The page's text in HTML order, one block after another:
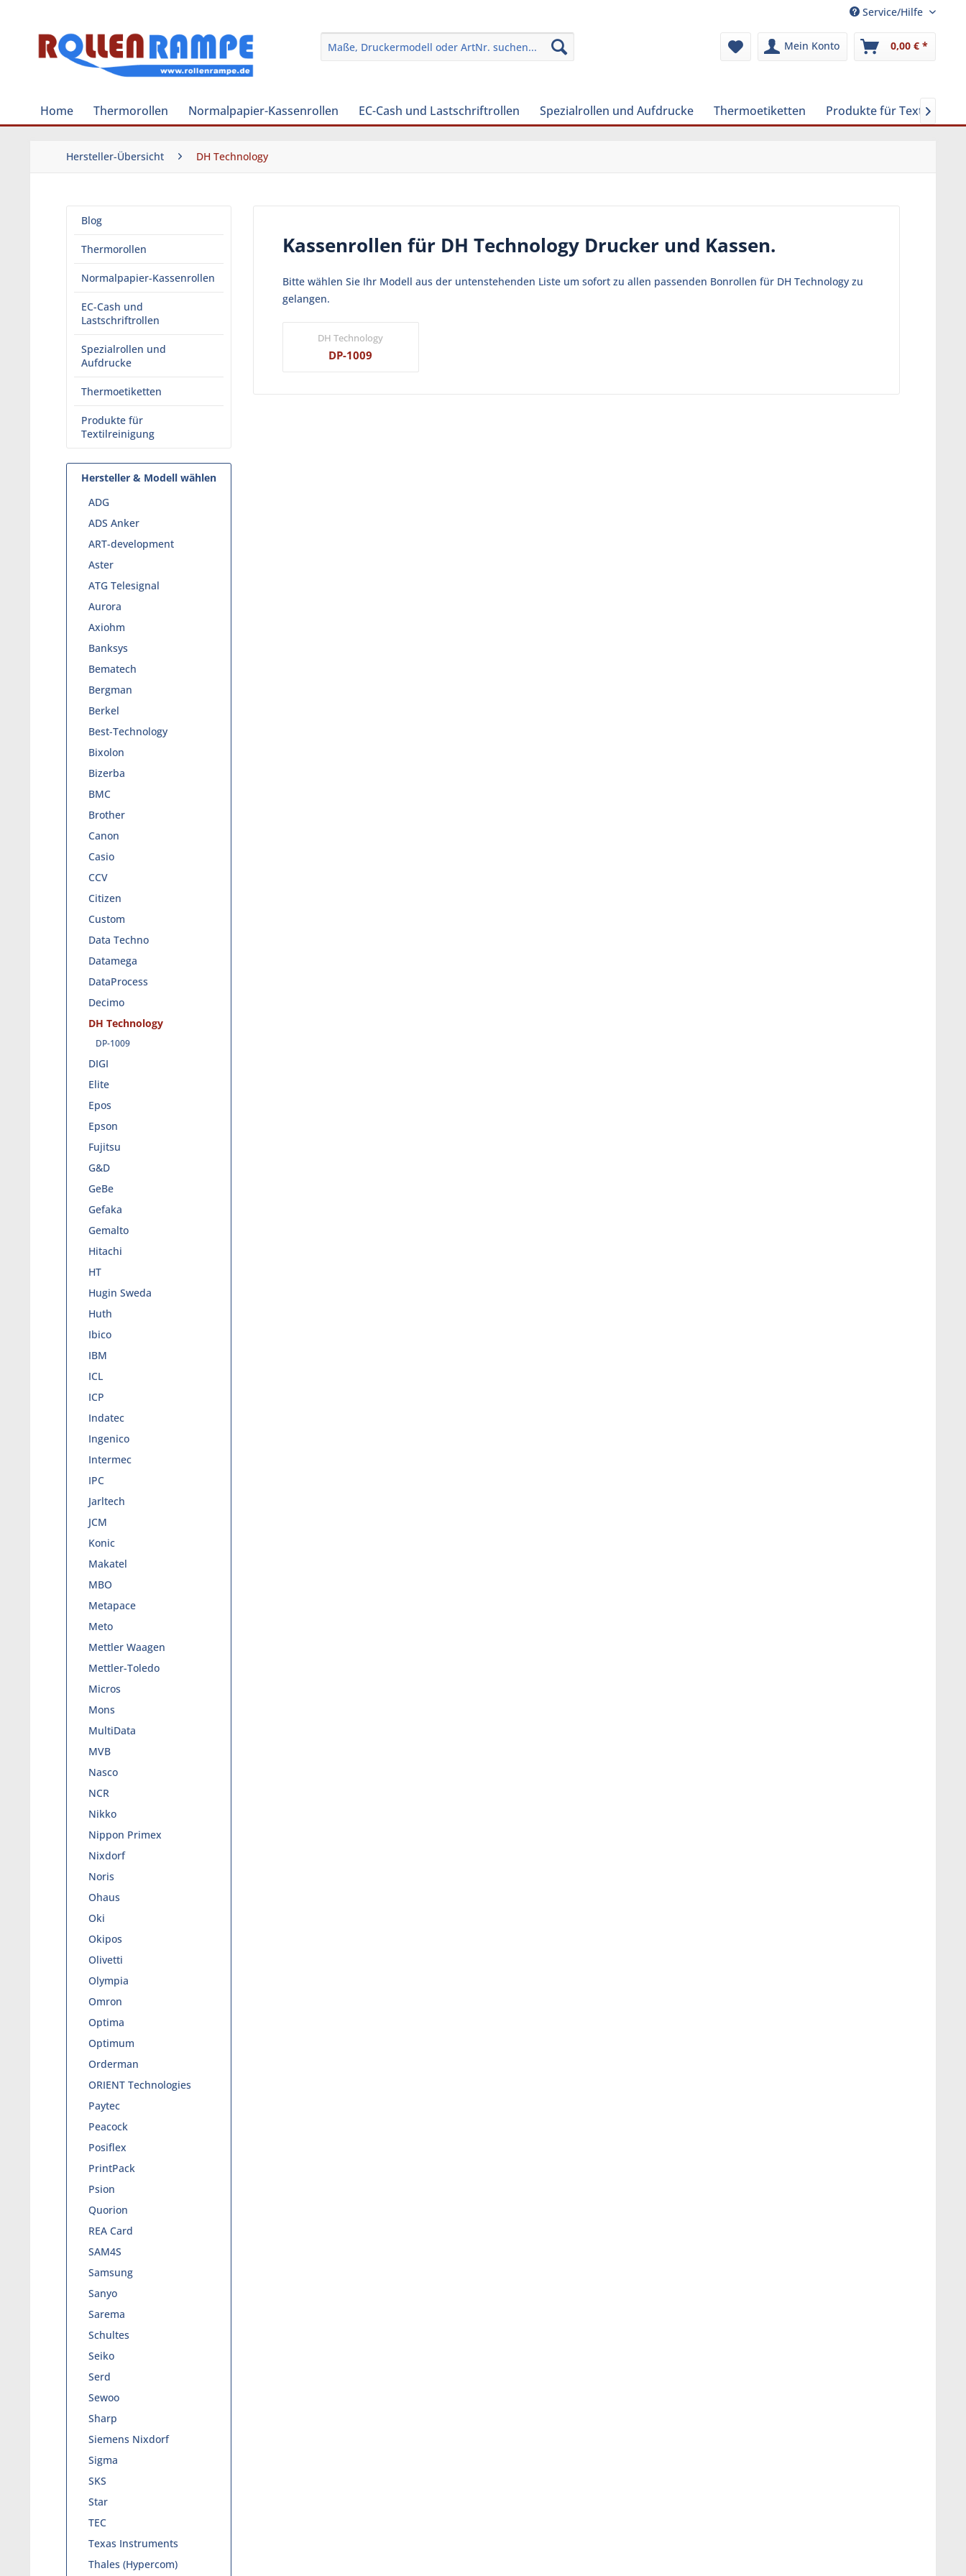
Service/Hilfe
Mein Konto 0,00 € *
Home Thermorollen Normalpapier-Kassenrollen EC-Cash und Lastschriftrollen Spezialrollen und Aufdrucke Thermoetiketten Produkte für 
Hersteller-Übersicht DH Technology
Blog
Thermorollen
Normalpapier-Kassenrollen
EC-Cash und
Lastschriftrollen
Spezialrollen und
Aufdrucke
Thermoetiketten
Produkte für
Textilreinigung
Hersteller & Modell wählen
ADG
ADS Anker
ART-development
Aster
ATG Telesignal
Aurora
Axiohm
Banksys
Bematech
Bergman
Berkel
Best-Technology
Bixolon
Bizerba
BMC
Brother
Canon
Casio
CCV
Citizen
Custom
Data Techno
Datamega
DataProcess
Decimo
DH Technology
DP-1009
DIGI
Elite
Epos
Epson
Fujitsu
G&D
GeBe
Gefaka
Gemalto
Hitachi
HT
Hugin Sweda
Huth
Ibico
IBM
ICL
ICP
Indatec
Ingenico
Intermec
IPC
Jarltech
JCM
Konic
Makatel
MBO
Metapace
Meto
Mettler Waagen
Mettler-Toledo
Micros
Mons
MultiData
MVB
Nasco
NCR
Nikko
Nippon Primex
Nixdorf
Noris
Ohaus
Oki
Okipos
Olivetti
Olympia
Omron
Optima
Optimum
Orderman
ORIENT Technologies
Paytec
Peacock
Posiflex
PrintPack
Psion
Quorion
REA Card
SAM4S
Samsung
Sanyo
Sarema
Schultes
Seiko
Serd
Sewoo
Sharp
Siemens Nixdorf
Sigma
SKS
Star
TEC
Texas Instruments
Thales (Hypercom)
Kassenrollen für DH Technology Drucker und Kassen.
Bitte wählen Sie Ihr Modell aus der untenstehenden Liste um sofort zu allen passenden Bonrollen für DH Technology zu
gelangen.
DH Technology
DP-1009